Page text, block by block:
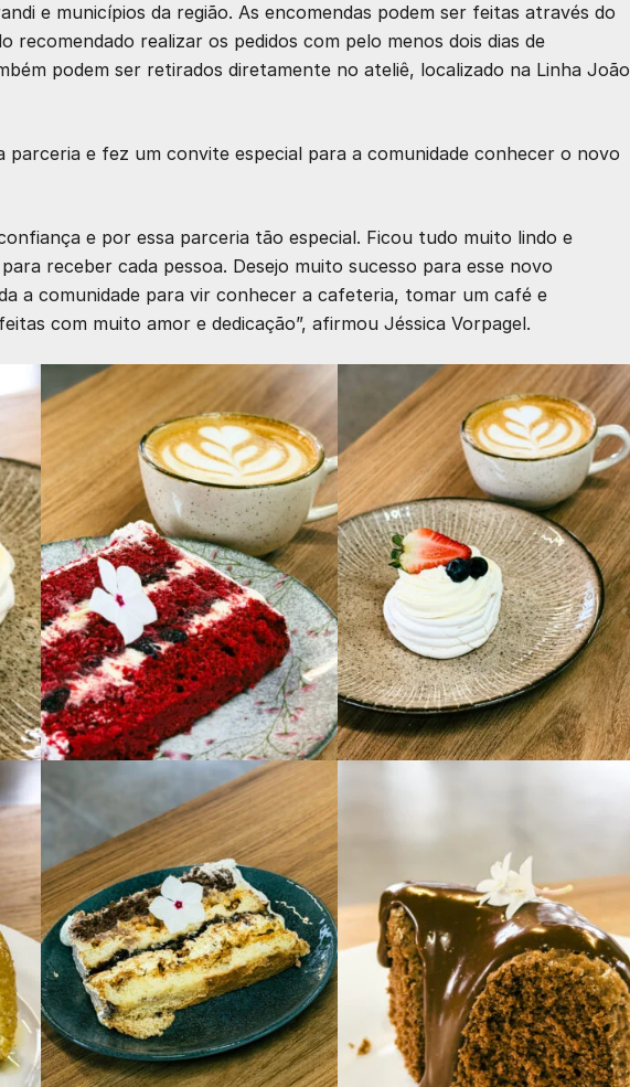
e municípios da região. As encomendas podem ser feitas através do
recomendado realizar os pedidos com pelo menos dois dias de
podem ser retirados diretamente no ateliê, localizado na Linha João
parceria e fez um convite especial para a comunidade conhecer o novo
e por essa parceria tão especial. Ficou tudo muito lindo e
receber cada pessoa. Desejo muito sucesso para esse novo
a comunidade para vir conhecer a cafeteria, tomar um café e
com muito amor e dedicação”, afirmou Jéssica Vorpagel.